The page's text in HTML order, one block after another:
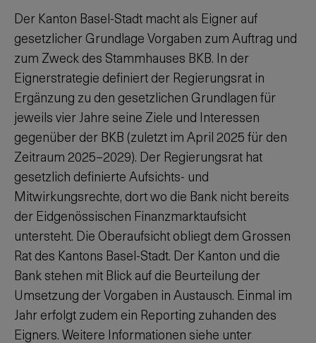
Der Kanton Basel-Stadt macht als Eigner auf
gesetzlicher Grundlage Vorgaben zum Auftrag und
zum Zweck des Stammhauses BKB. In der
Eignerstrategie definiert der Regierungsrat in
Ergänzung zu den gesetzlichen Grundlagen für
jeweils vier Jahre seine Ziele und Interessen
gegenüber der BKB (zuletzt im April 2025 für den
Zeitraum 2025–2029). Der Regierungsrat hat
gesetzlich definierte Aufsichts- und
Mitwirkungsrechte, dort wo die Bank nicht bereits
der Eidgenössischen Finanzmarktaufsicht
untersteht. Die Oberaufsicht obliegt dem Grossen
Rat des Kantons Basel-Stadt. Der Kanton und die
Bank stehen mit Blick auf die Beurteilung der
Umsetzung der Vorgaben in Austausch. Einmal im
Jahr erfolgt zudem ein Reporting zuhanden des
Eigners. Weitere Informationen siehe unter